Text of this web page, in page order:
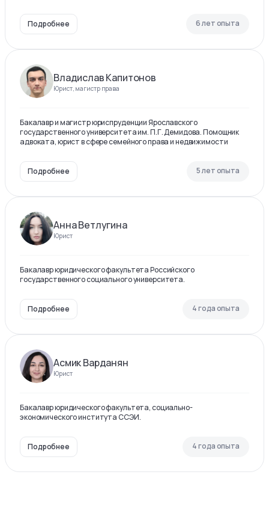
Подробнее 6 лет опыта
Владислав Капитонов
Юрист, магистр права
Бакалавр и магистр юриспруденции Ярославского
государственного университета им. П.Г. Демидова. Помощник
адвоката, юрист в сфере семейного права и недвижимости
Подробнее 5 лет опыта
Анна Ветлугина
Юрист
Бакалавр юридического факультета Российского
государственного социального университета.
Подробнее 4 года опыта
Асмик Варданян
Юрист
Бакалавр юридического факультета, социально-
экономического института ССЭИ.
Подробнее 4 года опыта